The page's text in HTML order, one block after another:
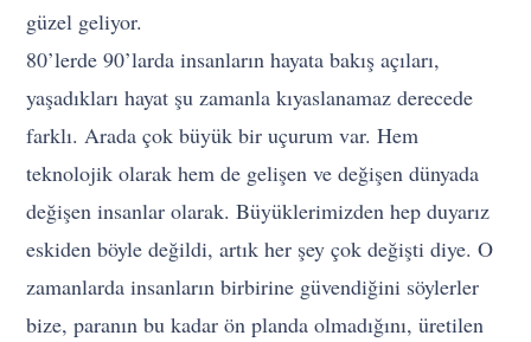
güzel geliyor.
80’lerde 90’larda insanların hayata bakış açıları,
yaşadıkları hayat şu zamanla kıyaslanamaz derecede
farklı. Arada çok büyük bir uçurum var. Hem
teknolojik olarak hem de gelişen ve değişen dünyada
değişen insanlar olarak. Büyüklerimizden hep duyarız
eskiden böyle değildi, artık her şey çok değişti diye. O
zamanlarda insanların birbirine güvendiğini söylerler
bize, paranın bu kadar ön planda olmadığını, üretilen